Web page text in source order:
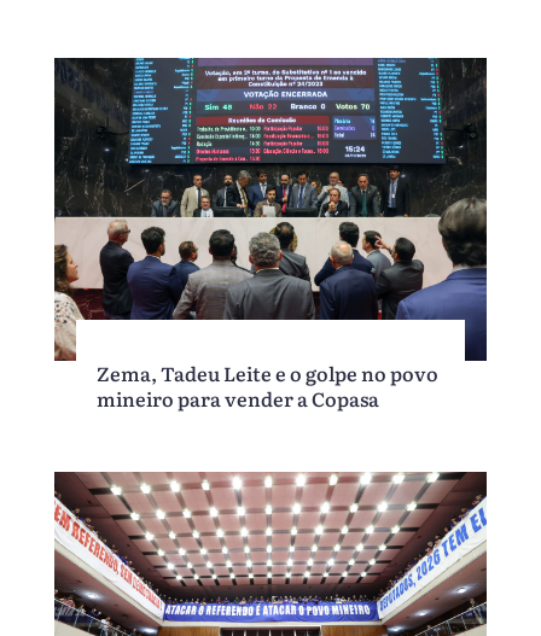
Zema, Tadeu Leite e o golpe no povo
mineiro para vender a Copasa